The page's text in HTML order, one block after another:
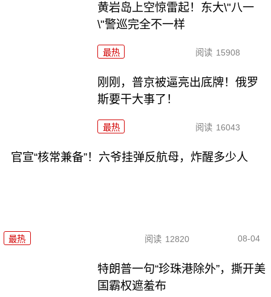
黄岩岛上空惊雷起！东大\"八一
\"警巡完全不一样
最热 阅读 15908
刚刚，普京被逼亮出底牌！俄罗
斯要干大事了！
最热 阅读 16043
官宣“核常兼备”！六爷挂弹反航母，炸醒多少人
最热 阅读 12820 08-04
特朗普一句“珍珠港除外”，撕开美
国霸权遮羞布